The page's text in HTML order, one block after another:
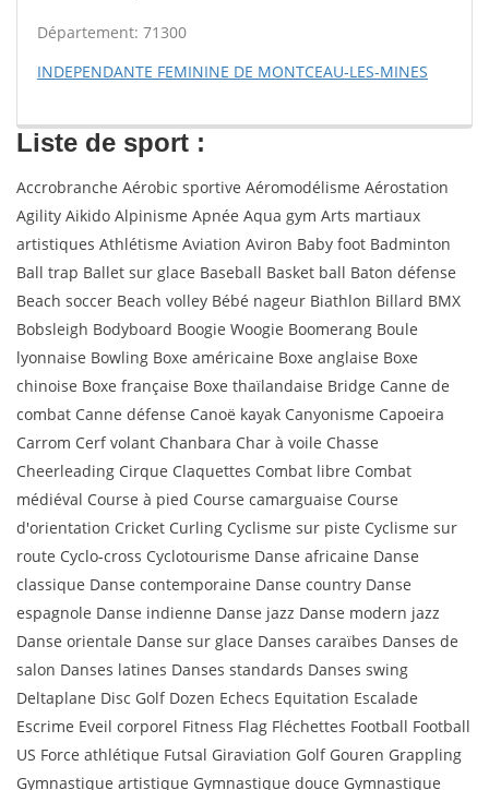
Département: 71300
INDEPENDANTE FEMININE DE MONTCEAU-LES-MINES
Liste de sport :
Accrobranche Aérobic sportive Aéromodélisme Aérostation
Agility Aikido Alpinisme Apnée Aqua gym Arts martiaux
artistiques Athlétisme Aviation Aviron Baby foot Badminton
Ball trap Ballet sur glace Baseball Basket ball Baton défense
Beach soccer Beach volley Bébé nageur Biathlon Billard BMX
Bobsleigh Bodyboard Boogie Woogie Boomerang Boule
lyonnaise Bowling Boxe américaine Boxe anglaise Boxe
chinoise Boxe française Boxe thaïlandaise Bridge Canne de
combat Canne défense Canoë kayak Canyonisme Capoeira
Carrom Cerf volant Chanbara Char à voile Chasse
Cheerleading Cirque Claquettes Combat libre Combat
médiéval Course à pied Course camarguaise Course
d'orientation Cricket Curling Cyclisme sur piste Cyclisme sur
route Cyclo-cross Cyclotourisme Danse africaine Danse
classique Danse contemporaine Danse country Danse
espagnole Danse indienne Danse jazz Danse modern jazz
Danse orientale Danse sur glace Danses caraïbes Danses de
salon Danses latines Danses standards Danses swing
Deltaplane Disc Golf Dozen Echecs Equitation Escalade
Escrime Eveil corporel Fitness Flag Fléchettes Football Football
US Force athlétique Futsal Giraviation Golf Gouren Grappling
Gymnastique artistique Gymnastique douce Gymnastique